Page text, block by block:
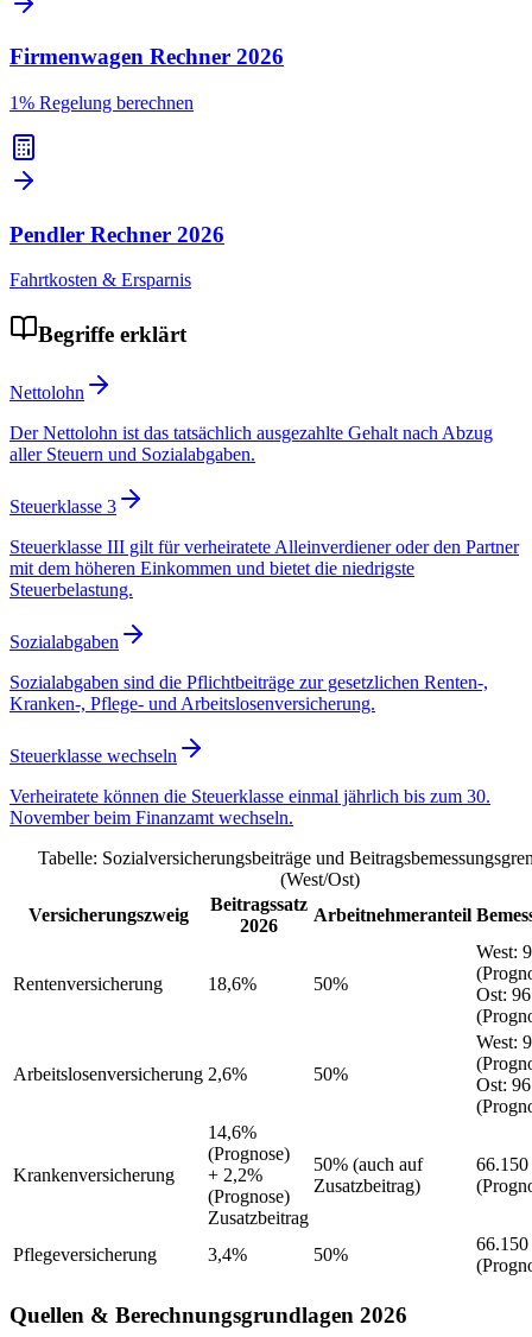
Firmenwagen Rechner 2026
1% Regelung berechnen
Pendler Rechner 2026
Fahrtkosten & Ersparnis
Begriffe erklärt
Nettolohn
Der Nettolohn ist das tatsächlich ausgezahlte Gehalt nach Abzug
aller Steuern und Sozialabgaben.
Steuerklasse 3
Steuerklasse III gilt für verheiratete Alleinverdiener oder den Partner
mit dem höheren Einkommen und bietet die niedrigste
Steuerbelastung.
Sozialabgaben
Sozialabgaben sind die Pflichtbeiträge zur gesetzlichen Renten-,
Kranken-, Pflege- und Arbeitslosenversicherung.
Steuerklasse wechseln
Verheiratete können die Steuerklasse einmal jährlich bis zum 30.
November beim Finanzamt wechseln.
Tabelle: Sozialversicherungsbeiträge und
(West/Ost)
Versicherungszweig
Beitragssatz
2026
Arbeitnehmeranteil
Rentenversicherung 18,6% 50%
West:
Ost:
Arbeitslosenversicherung 2,6% 50%
West:
Ost:
Krankenversicherung
14,6%
(Prognose)
+ 2,2%
(Prognose)
Zusatzbeitrag
50% (auch auf
Zusatzbeitrag)
66.150
Pflegeversicherung 3,4% 50%
66.150
Quellen & Berechnungsgrundlagen 2026